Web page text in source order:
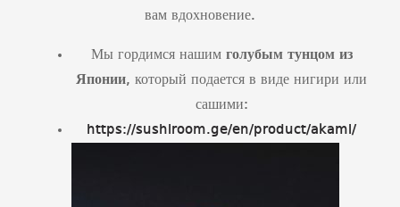
вам вдохновение.
Мы гордимся нашим голубым тунцом из
Японии, который подается в виде нигири или
сашими:
https://sushiroom.ge/en/product/akami/